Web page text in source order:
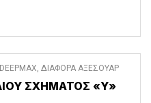
ΔΙΑΦΟΡΑ ΑΞΕΣΟΥΑΡ
ΣΧΉΜΑΤΟΣ «Υ»